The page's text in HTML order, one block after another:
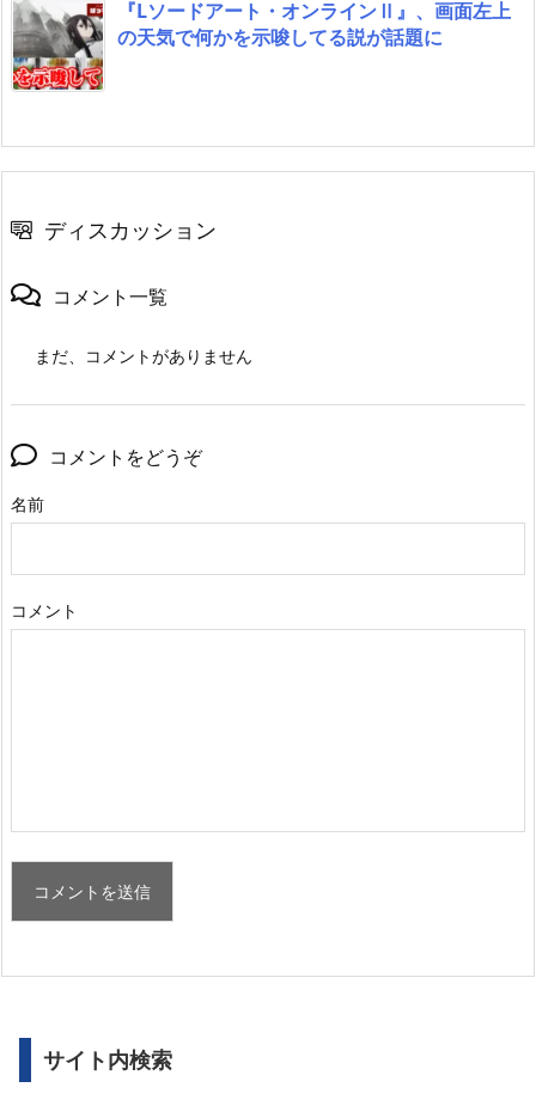
『Lソードアート・オンラインⅡ』、画面左上
の天気で何かを示唆してる説が話題に
ディスカッション
コメント一覧
まだ、コメントがありません
コメントをどうぞ
名前
コメント
サイト内検索